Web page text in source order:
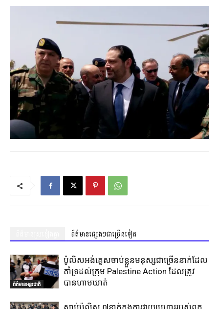
ព័ត៌មានផ្សេងៗជាច្រើនទៀត
ព័ត៌មានអន្តរជាតិ
ប៉ូលិសអង់គ្លេសចាប់ខ្លួនមនុស្សជាច្រើននាក់ដែល
គាំទ្រដល់ក្រុម Palestine Action ដែលត្រូវ
បានហាមឃាត់
ស្លាប់ប៉ូលិស ៧នាក់ក្នុងការវាយប្រហាររបស់ពួក